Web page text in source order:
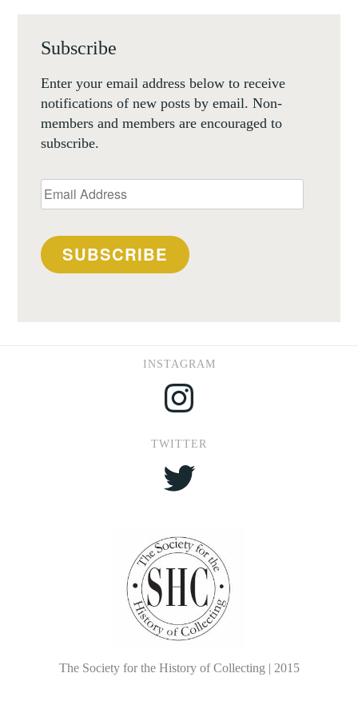
Subscribe
Enter your email address below to receive
notifications of new posts by email. Non-
members and members are encouraged to
subscribe.
Email
Address
SUBSCRIBE
INSTAGRAM
Instagram
TWITTER
Twitter
The Society for the History of Collecting | 2015